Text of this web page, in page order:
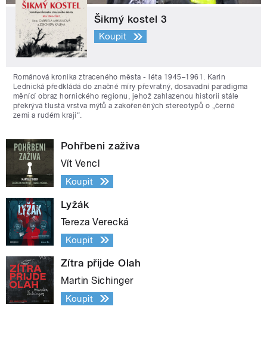
Šikmý kostel 3
Koupit
Románová kronika ztraceného města - léta 1945–1961. Karin
Lednická předkládá do značné míry převratný, dosavadní paradigma
měnící obraz hornického regionu, jehož zahlazenou historii stále
překrývá tlustá vrstva mýtů a zakořeněných stereotypů o „černé
zemi a rudém kraji“.
Pohřbeni zaživa
Vít Vencl
Koupit
Lyžák
Tereza Verecká
Koupit
Zítra přijde Olah
Martin Sichinger
Koupit